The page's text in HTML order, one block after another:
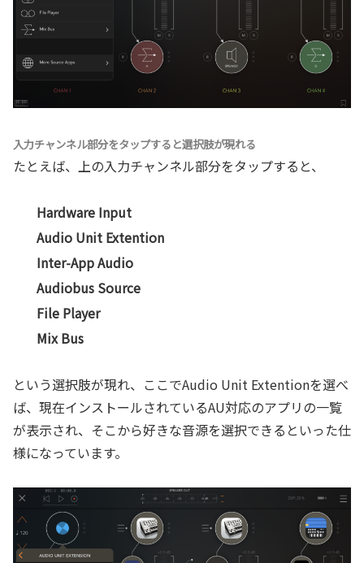
入力チャンネル部分をタップすると選択肢が現れる
たとえば、上の入力チャンネル部分をタップすると、
Hardware Input
Audio Unit Extention
Inter-App Audio
Audiobus Source
File Player
Mix Bus
という選択肢が現れ、ここでAudio Unit Extentionを選べ
ば、現在インストールされているAU対応のアプリの一覧
が表示され、そこから好きな音源を選択できるといった仕
様になっています。